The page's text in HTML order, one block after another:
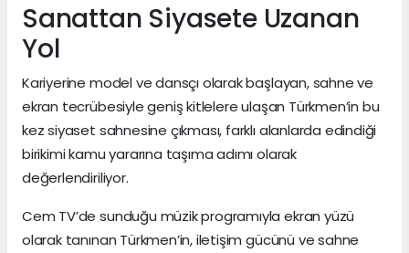
Sanattan Siyasete Uzanan
Yol
Kariyerine model ve dansçı olarak başlayan, sahne ve
ekran tecrübesiyle geniş kitlelere ulaşan Türkmen’in bu
kez siyaset sahnesine çıkması, farklı alanlarda edindiği
birikimi kamu yararına taşıma adımı olarak
değerlendiriliyor.
Cem TV’de sunduğu müzik programıyla ekran yüzü
olarak tanınan Türkmen’in, iletişim gücünü ve sahne